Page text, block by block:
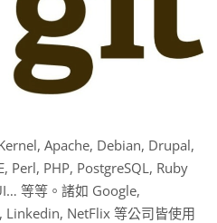
Apache, Debian, Drupal,
Perl, PHP, PostgreSQL, Ruby
等等。諸如 Google,
NetFlix 等公司皆使用